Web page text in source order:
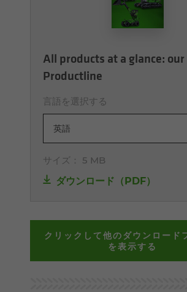
All products at a glance: our
Productline
言語を選択する
英語
サイズ： 5 MB
ダウンロード（PDF）
クリックして他のダウンロード
を表示する